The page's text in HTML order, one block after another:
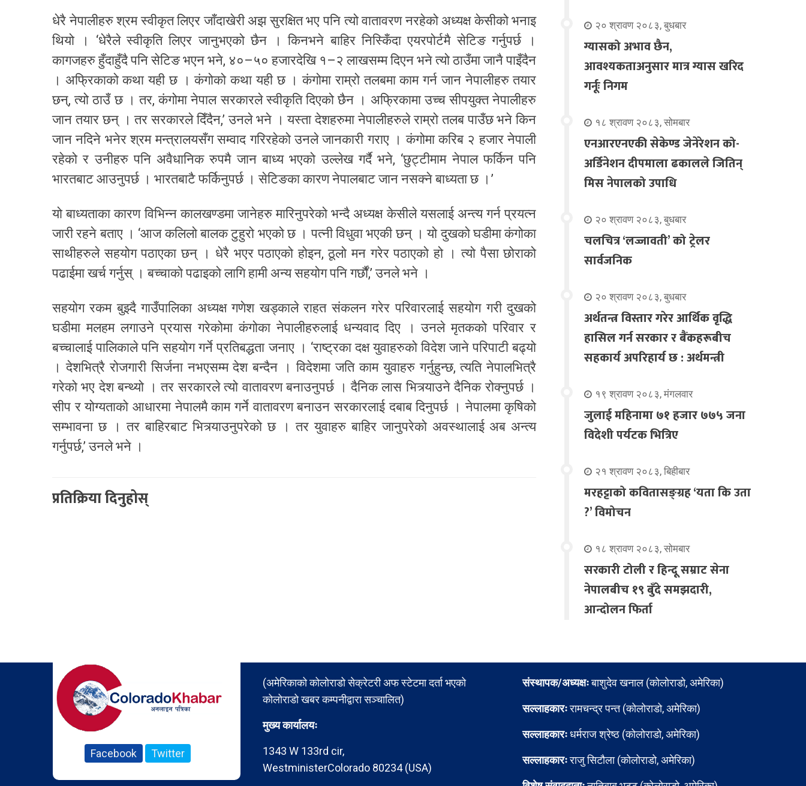
धेरै नेपालीहरु श्रम स्वीकृत लिएर जाँदाखेरी अझ सुरक्षित भए पनि त्यो वातावरण नरहेको अध्यक्ष केसीको भनाइ
थियो । ‘धेरैले स्वीकृति लिएर जानुभएको छैन । किनभने बाहिर निस्किँदा एयरपोर्टमै सेटिङ गर्नुपर्छ ।
कागजहरु हुँदाहुँदै पनि सेटिङ भएन भने, ४०–५० हजारदेखि १–२ लाखसम्म दिएन भने त्यो ठाउँमा जानै पाइँदैन
। अफ्रिकाको कथा यही छ । कंगोको कथा यही छ । कंगोमा राम्रो तलबमा काम गर्न जान नेपालीहरु तयार
छन्, त्यो ठाउँ छ । तर, कंगोमा नेपाल सरकारले स्वीकृति दिएको छैन । अफ्रिकामा उच्च सीपयुक्त नेपालीहरु
जान तयार छन् । तर सरकारले दिँदैन,’ उनले भने । यस्ता देशहरुमा नेपालीहरुले राम्रो तलब पाउँछ भने किन
जान नदिने भनेर श्रम मन्त्रालयसँग सम्वाद गरिरहेको उनले जानकारी गराए । कंगोमा करिब २ हजार नेपाली
रहेको र उनीहरु पनि अवैधानिक रुपमै जान बाध्य भएको उल्लेख गर्दै भने, ‘छुट्टीमाम नेपाल फर्किन पनि
भारतबाट आउनुपर्छ । भारतबाटै फर्किनुपर्छ । सेटिङका कारण नेपालबाट जान नसक्ने बाध्यता छ ।’
यो बाध्यताका कारण विभिन्न कालखण्डमा जानेहरु मारिनुपरेको भन्दै अध्यक्ष केसीले यसलाई अन्त्य गर्न प्रयत्न
जारी रहने बताए । ‘आज कलिलो बालक टुहुरो भएको छ । पत्नी विधुवा भएकी छन् । यो दुखको घडीमा कंगोका
साथीहरुले सहयोग पठाएका छन् । धेरै भएर पठाएको होइन, ठूलो मन गरेर पठाएको हो । त्यो पैसा छोराको
पढाईमा खर्च गर्नुस् । बच्चाको पढाइको लागि हामी अन्य सहयोग पनि गर्छौं,’ उनले भने ।
सहयोग रकम बुझ्दै गाउँपालिका अध्यक्ष गणेश खड्काले राहत संकलन गरेर परिवारलाई सहयोग गरी दुखको
घडीमा मलहम लगाउने प्रयास गरेकोमा कंगोका नेपालीहरुलाई धन्यवाद दिए । उनले मृतकको परिवार र
बच्चालाई पालिकाले पनि सहयोग गर्ने प्रतिबद्धता जनाए । ‘राष्ट्रका दक्ष युवाहरुको विदेश जाने परिपाटी बढ्यो
। देशभित्रै रोजगारी सिर्जना नभएसम्म देश बन्दैन । विदेशमा जति काम युवाहरु गर्नुहुन्छ, त्यति नेपालभित्रै
गरेको भए देश बन्थ्यो । तर सरकारले त्यो वातावरण बनाउनुपर्छ । दैनिक लास भित्र्याउने दैनिक रोक्नुपर्छ ।
सीप र योग्यताको आधारमा नेपालमै काम गर्ने वातावरण बनाउन सरकारलाई दबाब दिनुपर्छ । नेपालमा कृषिको
सम्भावना छ । तर बाहिरबाट भित्र्याउनुपरेको छ । तर युवाहरु बाहिर जानुपरेको अवस्थालाई अब अन्त्य
गर्नुपर्छ,’ उनले भने ।
प्रतिक्रिया दिनुहोस्
२० श्रावण २०८३, बुधबार
ग्यासको अभाव छैन,
आवश्यकताअनुसार मात्र ग्यास खरिद
गर्नूः निगम
१८ श्रावण २०८३, सोमबार
एनआरएनएकी सेकेण्ड जेनेरेशन को-
अर्डिनेशन दीपमाला ढकालले जितिन्
मिस नेपालको उपाधि
२० श्रावण २०८३, बुधबार
चलचित्र ‘लज्जावती’ को ट्रेलर
सार्वजनिक
२० श्रावण २०८३, बुधबार
अर्थतन्त्र विस्तार गरेर आर्थिक वृद्धि
हासिल गर्न सरकार र बैंकहरूबीच
सहकार्य अपरिहार्य छ : अर्थमन्त्री
१९ श्रावण २०८३, मंगलवार
जुलाई महिनामा ७१ हजार ७७५ जना
विदेशी पर्यटक भित्रिए
२१ श्रावण २०८३, बिहीबार
मरहट्टाको कवितासङ्ग्रह ‘यता कि उता
?’ विमोचन
१८ श्रावण २०८३, सोमबार
सरकारी टोली र हिन्दू सम्राट सेना
नेपालबीच १९ बुँदे समझदारी,
आन्दोलन फिर्ता
Facebook Twitter
(अमेरिकाको कोलोराडो सेक्रेटरी अफ स्टेटमा दर्ता भएको
कोलोराडो खबर कम्पनीद्वारा सञ्चालित)
मुख्य कार्यालयः
1343 W 133rd cir,
WestministerColorado 80234 (USA)
संस्थापक/अध्यक्षःबाशुदेव खनाल (कोलोराडो, अमेरिका)
सल्लाहकारःरामचन्द्र पन्त (कोलोराडो, अमेरिका)
सल्लाहकारःधर्मराज श्रेष्ठ (कोलोराडो, अमेरिका)
सल्लाहकारःराजु सिटौला (कोलोराडो, अमेरिका)